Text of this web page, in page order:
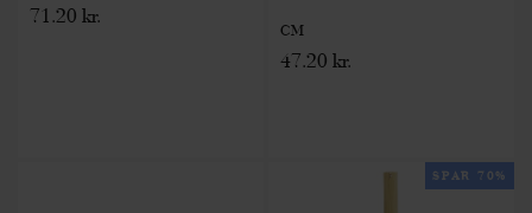
71.20 kr.
CM
47.20 kr.
SPAR 70%